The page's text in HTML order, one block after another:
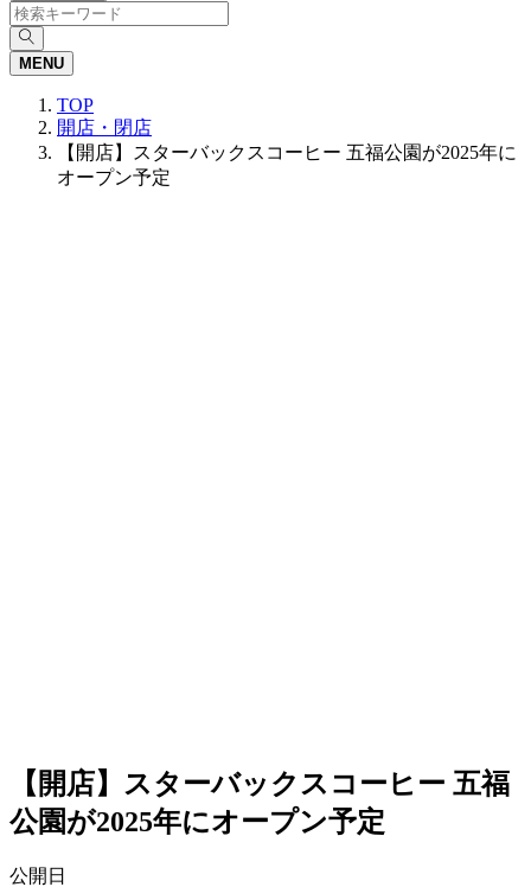
MENU
TOP
開店・閉店
【開店】スターバックスコーヒー 五福公園が2025年に
オープン予定
【開店】スターバックスコーヒー 五福
公園が2025年にオープン予定
公開日